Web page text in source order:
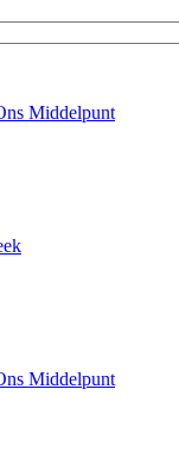
Middelpunt
Middelpunt